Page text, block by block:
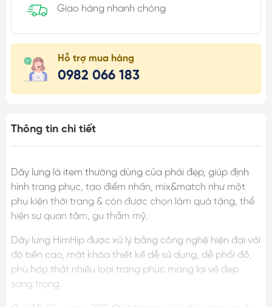
Giao hàng nhanh chóng
Hỗ trợ mua hàng
0982 066 183
Thông tin chi tiết
Dây lưng là item thường dùng của phái đẹp, giúp định
hình trang phục, tạo điểm nhấn, mix&match như một
phụ kiện thời trang & còn được chọn làm quà tặng, thể
hiện sự quan tâm, gu thẩm mỹ.
Dây lưng HimHip được xử lý bằng công nghệ hiện đại với
độ bền cao, mặt khóa thiết kế dễ sử dụng, dễ phối đồ,
phù hợp thắt nhiều loại trang phục mang lại vẻ đẹp
sang trọng.